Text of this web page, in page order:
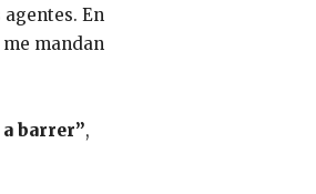
En
mandan
barrer”,